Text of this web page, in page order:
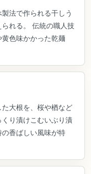
法で作られる干しう
れる。 伝統の職人技
色味かかった乾麺
大根を、桜や楢など
り漬けこむいぶり漬
香ばしい風味が特